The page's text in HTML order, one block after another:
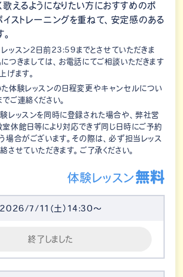
歌えるようになりたい方におすすめのボ
イストレーニングを重ねて、安定感のある
ッスン2日前23:59までとさせていただきま
つきましては、お電話にてご相談いただきます
げます。
体験レッスンの日程変更やキャンセルについ
ご連絡ください。
レッスンを同時に登録された場合や、弊社営
休館日等により対応できず同じ日時にご予約
場合がございます。その際は、必ず担当レッス
させていただきます。ご了承ください。
体験レッスン 無料
2026/7/11（土）14:30～
終了しました